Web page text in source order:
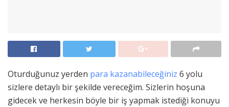
Oturduğunuz yerden para kazanabileceğiniz 6 yolu
sizlere detaylı bir şekilde vereceğim. Sizlerin hoşuna
gidecek ve herkesin böyle bir iş yapmak istediği konuyu